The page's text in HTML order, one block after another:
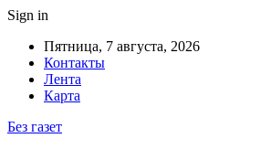
Sign in
Пятница, 7 августа, 2026
Контакты
Лента
Карта
Без газет